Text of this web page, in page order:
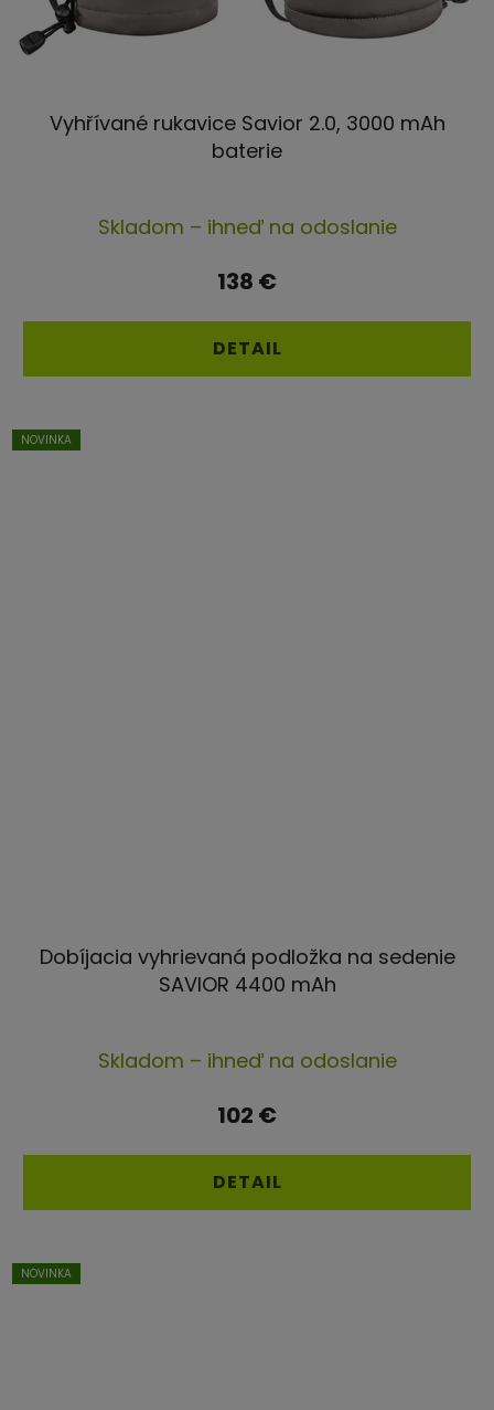
Vyhřívané rukavice Savior 2.0, 3000 mAh
baterie
hodnotenie
produktu
5,0
z
Skladom – ihneď na odoslanie
138 €
DETAIL
NOVINKA
Dobíjacia vyhrievaná podložka na sedenie
SAVIOR 4400 mAh
Skladom – ihneď na odoslanie
102 €
DETAIL
NOVINKA